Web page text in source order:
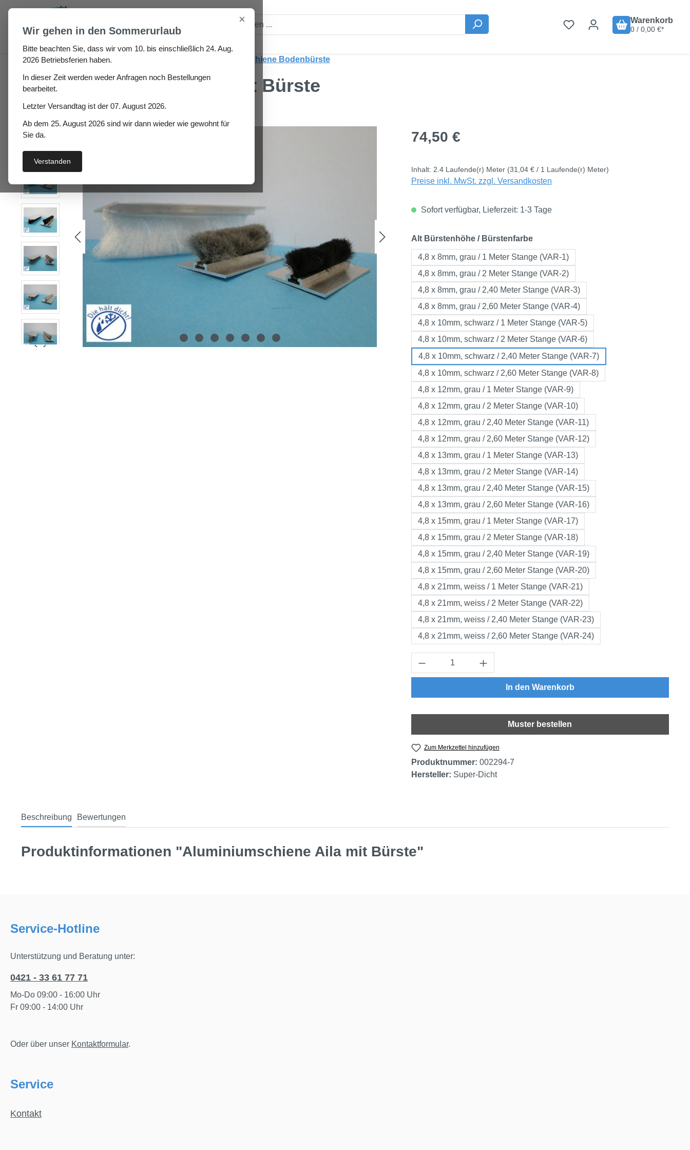
Hauptinhalt springen
Zur Suche springen
Warenkorb
0 / 0,00 €*
Fugen & Spalt Bürsten- und Leistenprofile Aluminiumschiene Bodenbürste
Aluminiumschiene Aila mit Bürste
Bildergalerie überspringen Regulärer Preis:
74,50 €
Inhalt: 2.4 Laufende(r) Meter (31,04 € / 1 Laufende(r) Meter)
Preise inkl. MwSt. zzgl. Versandkosten
Sofort verfügbar, Lieferzeit: 1-3 Tage
Alt Bürstenhöhe / Bürstenfarbeauswählen
4,8 x 8mm, grau / 1 Meter Stange (VAR-1)
4,8 x 8mm, grau / 2 Meter Stange (VAR-2)
4,8 x 8mm, grau / 2,40 Meter Stange (VAR-3)
4,8 x 8mm, grau / 2,60 Meter Stange (VAR-4)
4,8 x 10mm, schwarz / 1 Meter Stange (VAR-5)
4,8 x 10mm, schwarz / 2 Meter Stange (VAR-6)
4,8 x 10mm, schwarz / 2,40 Meter Stange (VAR-7)
4,8 x 10mm, schwarz / 2,60 Meter Stange (VAR-8)
4,8 x 12mm, grau / 1 Meter Stange (VAR-9)
4,8 x 12mm, grau / 2 Meter Stange (VAR-10)
4,8 x 12mm, grau / 2,40 Meter Stange (VAR-11)
4,8 x 12mm, grau / 2,60 Meter Stange (VAR-12)
4,8 x 13mm, grau / 1 Meter Stange (VAR-13)
4,8 x 13mm, grau / 2 Meter Stange (VAR-14)
4,8 x 13mm, grau / 2,40 Meter Stange (VAR-15)
4,8 x 13mm, grau / 2,60 Meter Stange (VAR-16)
4,8 x 15mm, grau / 1 Meter Stange (VAR-17)
4,8 x 15mm, grau / 2 Meter Stange (VAR-18)
4,8 x 15mm, grau / 2,40 Meter Stange (VAR-19)
4,8 x 15mm, grau / 2,60 Meter Stange (VAR-20)
4,8 x 21mm, weiss / 1 Meter Stange (VAR-21)
4,8 x 21mm, weiss / 2 Meter Stange (VAR-22)
4,8 x 21mm, weiss / 2,40 Meter Stange (VAR-23)
4,8 x 21mm, weiss / 2,60 Meter Stange (VAR-24)
Produkt Anzahl: Gib den gewünschten Wert ein
In den Warenkorb
Muster bestellen
Zum Merkzettel hinzufügen
Produktnummer: 002294-7
Hersteller: Super-Dicht
Beschreibung Bewertungen
Produktinformationen "Aluminiumschiene Aila mit Bürste"
Service-Hotline
Unterstützung und Beratung unter:
0421 - 33 61 77 71
Mo-Do 09:00 - 16:00 Uhr
Fr 09:00 - 14:00 Uhr
Oder über unser Kontaktformular.
Service
Kontakt
×
Wir gehen in den Sommerurlaub
Bitte beachten Sie, dass wir vom 10. bis einschließlich 24. Aug.
2026 Betriebsferien haben.
In dieser Zeit werden weder Anfragen noch Bestellungen
bearbeitet.
Letzter Versandtag ist der 07. August 2026.
Ab dem 25. August 2026 sind wir dann wieder wie gewohnt für
Sie da.
Verstanden